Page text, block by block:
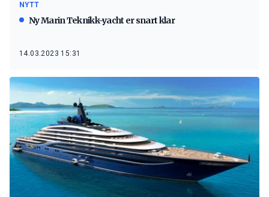
NYTT
Ny Marin Teknikk-yacht er snart klar
14.03.2023 15:31